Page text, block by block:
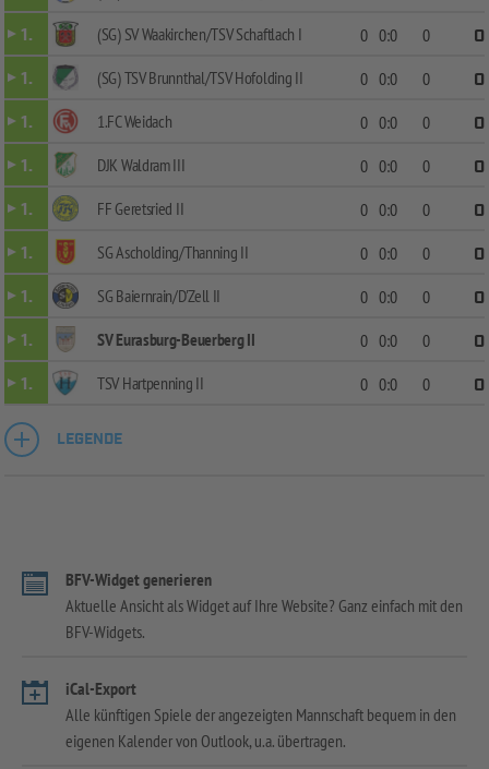
1.
(SG) SV Waakirchen/TSV Schaftlach I 0 0:0 0
0
1.
(SG) TSV Brunnthal/TSV Hofolding II 0 0:0 0
0
1.
1.FC Weidach 0 0:0 0
0
1.
DJK Waldram III 0 0:0 0
0
1.
FF Geretsried II 0 0:0 0
0
1.
SG Ascholding/Thanning II 0 0:0 0
0
1.
SG Baiernrain/D'Zell II 0 0:0 0
0
1.
SV Eurasburg-Beuerberg II 0 0:0 0
0
1.
TSV Hartpenning II 0 0:0 0 0
LEGENDE
BFV-Widget generieren
Aktuelle Ansicht als Widget auf Ihre Website? Ganz einfach mit den
BFV-Widgets.
iCal-Export
Alle künftigen Spiele der angezeigten Mannschaft bequem in den
eigenen Kalender von Outlook, u.a. übertragen.